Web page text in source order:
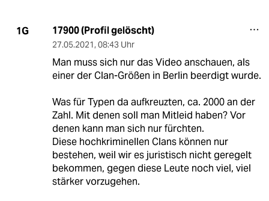
1G 17900 (Profil gelöscht)
27.05.2021, 08:43 Uhr
Man muss sich nur das Video anschauen, als
einer der Clan-Größen in Berlin beerdigt wurde.
Was für Typen da aufkreuzten, ca. 2000 an der
Zahl. Mit denen soll man Mitleid haben? Vor
denen kann man sich nur fürchten.
Diese hochkriminellen Clans können nur
bestehen, weil wir es juristisch nicht geregelt
bekommen, gegen diese Leute noch viel, viel
stärker vorzugehen.